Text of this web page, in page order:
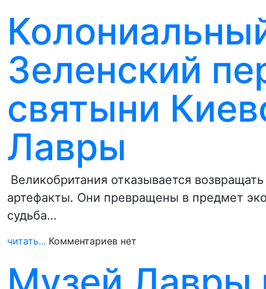
Зеленский
святыни
Лавры
Великобритания отказывается
артефакты. Они превращены в предмет
судьба…
читать... Комментариев нет